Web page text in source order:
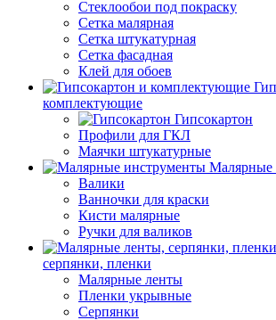
Стеклообои под покраску
Сетка малярная
Сетка штукатурная
Сетка фасадная
Клей для обоев
комплектующие
Гипсокартон
Профили для ГКЛ
Маячки штукатурные
Малярные
Валики
Ванночки для краски
Кисти малярные
Ручки для валиков
серпянки, пленки
Малярные ленты
Пленки укрывные
Серпянки